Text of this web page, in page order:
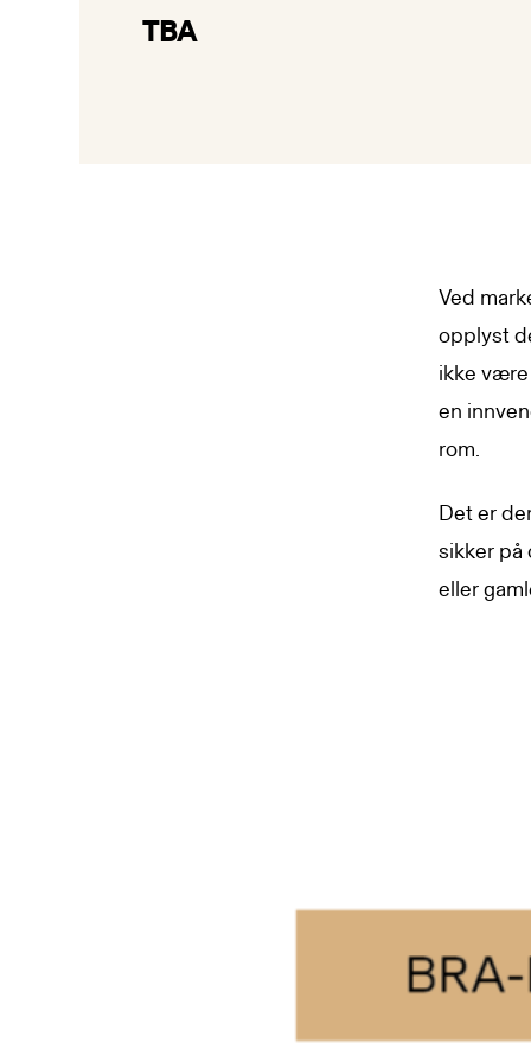
TBA
Ved
opplyst
ikke være
en
rom.
Det er
sikker på
eller